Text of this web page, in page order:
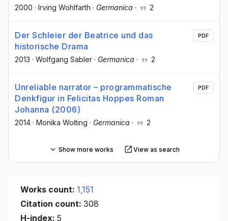
2000 · Irving Wohlfarth · Germanica · 2
Der Schleier der Beatrice und das
historische Drama
2013 · Wolfgang Sabler · Germanica · 2
PDF
Unreliable narrator – programmatische
Denkfigur in Felicitas Hoppes Roman
Johanna (2006)
2014 · Monika Wolting · Germanica · 2
PDF
Show more works View as search
Works count: 1,151
Citation count: 308
H-index: 5